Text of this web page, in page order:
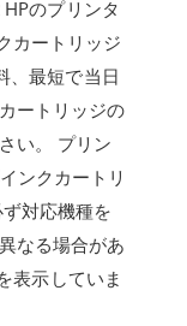
のプリンタ
カートリッジ
、最短で当日
ートリッジの
い。 プリン
ンクカートリ
対応機種を
なる場合があ
表示していま